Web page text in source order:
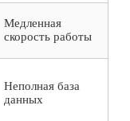
Медленная
скорость работы
Неполная база
данных